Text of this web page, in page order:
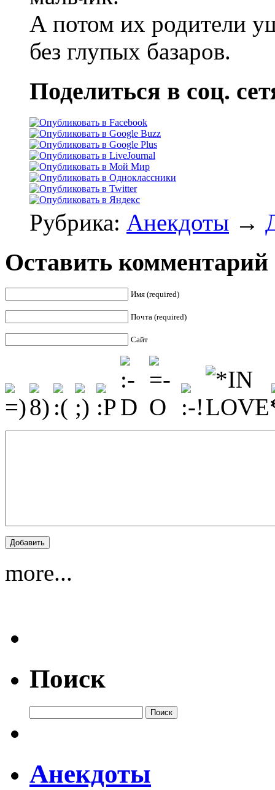
А потом их родители
без глупых базаров.
Поделиться в соц.
Рубрика: Анекдоты →
Оставить комментарий
Имя (required)
Почта (required)
Сайт
more...
Поиск
Анекдоты